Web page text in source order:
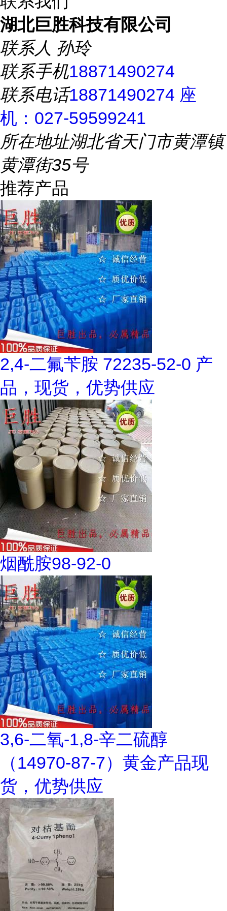
湖北巨胜科技有限公司
联系人 孙玲
联系手机18871490274
联系电话18871490274 座
机：027-59599241
所在地址湖北省天门市黄潭镇
黄潭街35号
推荐产品
2,4-二氟苄胺 72235-52-0 产
品，现货，优势供应
烟酰胺98-92-0
3,6-二氧-1,8-辛二硫醇
（14970-87-7）黄金产品现
货，优势供应